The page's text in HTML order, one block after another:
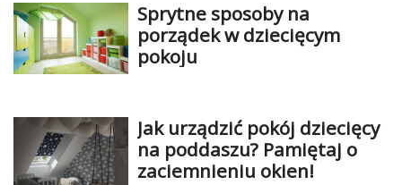
Sprytne sposoby na
porządek w dziecięcym
pokoju
Jak urządzić pokój dziecięcy
na poddaszu? Pamiętaj o
zaciemnieniu okien!